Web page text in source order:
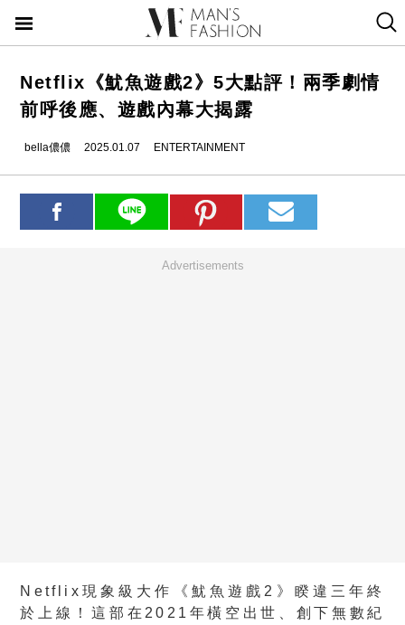
Netflix《魷魚遊戲2》5大點評！兩季劇情
前呼後應、遊戲內幕大揭露
bella儂儂 2025.01.07 ENTERTAINMENT
Advertisements
Netflix現象級大作《魷魚遊戲2》睽違三年終
於上線！這部在2021年橫空出世、創下無數紀